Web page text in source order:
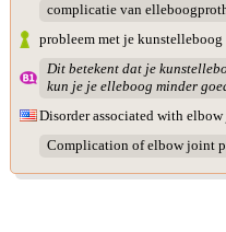
complicatie van
probleem met je kunstelleboog
Dit betekent dat je
kun je je elleboog minder
Disorder associated with
Complication of elbow joint